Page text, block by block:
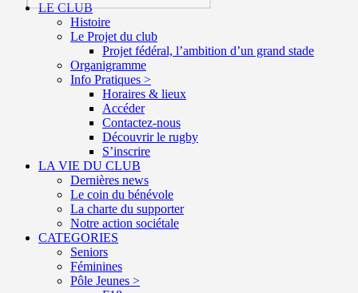
LE CLUB
Histoire
Le Projet du club
Projet fédéral, l’ambition d’un grand stade
Organigramme
Info Pratiques >
Horaires & lieux
Accéder
Contactez-nous
Découvrir le rugby
S’inscrire
LA VIE DU CLUB
Dernières news
Le coin du bénévole
La charte du supporter
Notre action sociétale
CATEGORIES
Seniors
Féminines
Pôle Jeunes >